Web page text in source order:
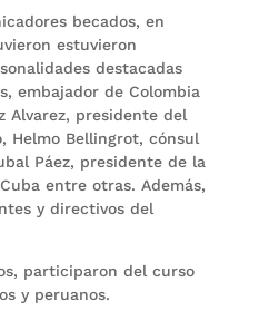
becados, en
estuvieron
destacadas
embajador de Colombia
Alvarez, presidente del
Helmo Bellingrot, cónsul
Páez, presidente de la
entre otras. Además,
y directivos del
participaron del curso
y peruanos.